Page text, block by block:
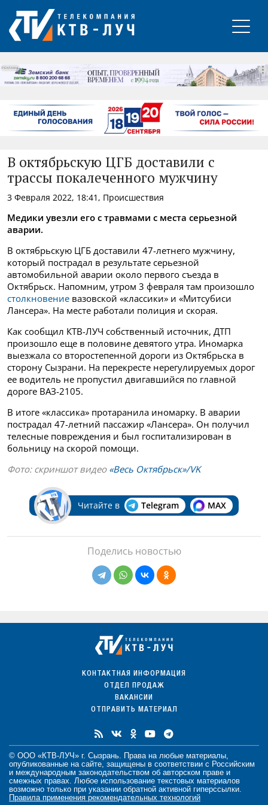
РЕКЛАМА
В октябрьскую ЦГБ доставили с
трассы покалеченного мужчину
3 Февраля 2022, 18:41, Происшествия
Медики увезли его с травмами с места серьезной
аварии.
В октябрьскую ЦГБ доставили 47-летнего мужчину,
который пострадал в результате серьезной
автомобильной аварии около первого съезда в
Октябрьск. Напомним, утром 3 февраля там произошло
столкновение вазовской «классики» и «Митсубиси
Лансера». На месте работали полиция и скорая.
Как сообщил КТВ-ЛУЧ собственный источник, ДТП
произошло еще в половине девятого утра. Иномарка
выезжала со второстепенной дороги из Октябрьска в
сторону Сызрани. На перекресте нерегулируемых дорог
ее водитель не пропустил двигавшийся по главной
дороге ВАЗ-2105.
В итоге «классика» протаранила иномарку. В аварии
пострадал 47-летний пассажир «Лансера». Он получил
телесные повреждения и был госпитализирован в
больницу на скорой помощи.
Фото: скриншот видео «Весь Октябрьск»/VK
Читайте в Telegram MAX
Поделись новостью
КОНТАКТНАЯ ИНФОРМАЦИЯ
ОТДЕЛ ПРОДАЖ
ВАКАНСИИ
ОТПРАВИТЬ МАТЕРИАЛ
© ООО «КТВ-ЛУЧ» г. Сызрань. Права на любые материалы
опубликованные на сайте, защищены в соответствии с Российским
и международным законодательством об авторском праве и
смежных правах. Любое использование текстовых материалов
возможно только при указании обратной активной гиперссылки.
Правила применения рекомендательных технологий